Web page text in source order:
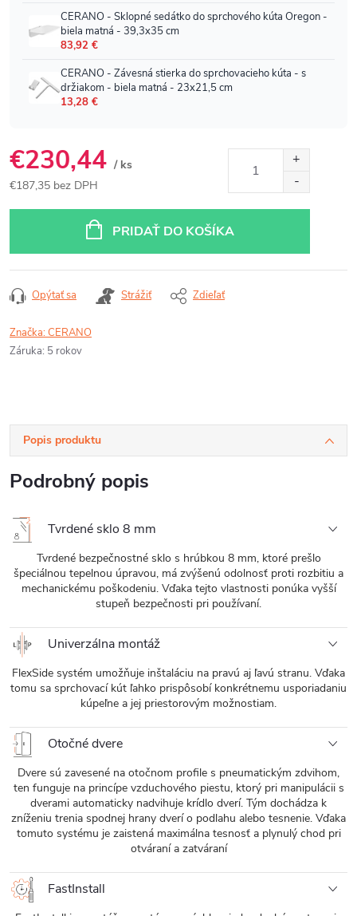
€230,44 / ks
€187,35 bez DPH
PRIDAŤ DO KOŠÍKA
Opýtať sa Strážiť Zdieľať
Značka:CERANO
Záruka: 5 rokov
Popis produktu
Podrobný popis
Tvrdené sklo 8 mm
Tvrdené bezpečnostné sklo s hrúbkou 8 mm, ktoré prešlo
špeciálnou tepelnou úpravou, má zvýšenú odolnosť proti rozbitiu a
mechanickému poškodeniu. Vďaka tejto vlastnosti ponúka vyšší
stupeň bezpečnosti pri používaní.
Univerzálna montáž
FlexSide systém umožňuje inštaláciu na pravú aj ľavú stranu. Vďaka
tomu sa sprchovací kút ľahko prispôsobí konkrétnemu usporiadaniu
kúpeľne a jej priestorovým možnostiam.
Otočné dvere
Dvere sú zavesené na otočnom profile s pneumatickým zdvihom,
ten funguje na princípe vzduchového piestu, ktorý pri manipulácii s
dverami automaticky nadvihuje krídlo dverí. Tým dochádza k
zníženiu trenia spodnej hrany dverí o podlahu alebo tesnenie. Vďaka
tomuto systému je zaistená maximálna tesnosť a plynulý chod pri
otváraní a zatváraní
FastInstall